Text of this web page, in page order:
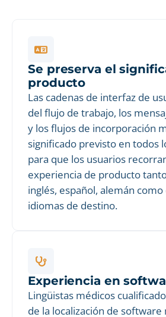
Se preserva el
producto
Las cadenas de interfaz de
del flujo de trabajo, los
y los flujos de incorporación
significado previsto en todos
para que los usuarios
experiencia de producto
inglés, español, alemán
idiomas de destino.
Experiencia en
Lingüistas médicos
de la localización de software